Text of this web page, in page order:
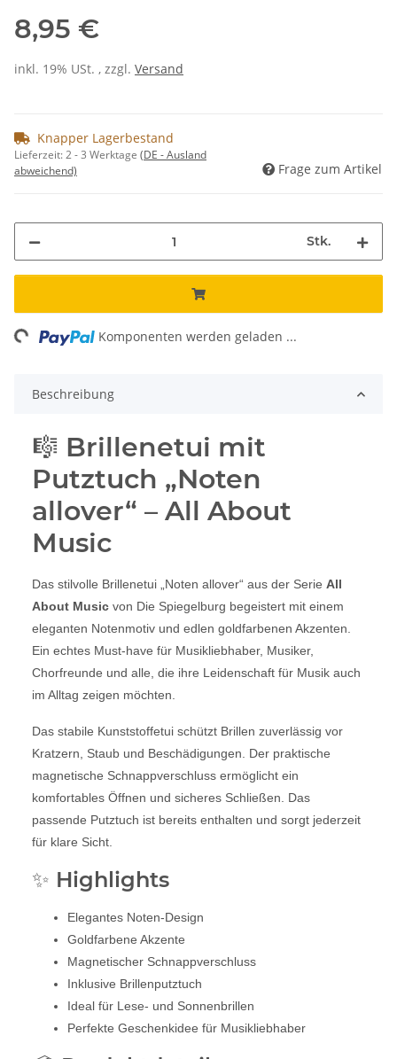
8,95 €
inkl. 19% USt. , zzgl. Versand
Knapper Lagerbestand
Lieferzeit:2 - 3 Werktage (DE - Ausland
abweichend)
Frage zum Artikel
Stk.
Komponenten werden geladen ...
Beschreibung
🎼 Brillenetui mit
Putztuch „Noten
allover“ – All About
Music
Das stilvolle Brillenetui „Noten allover“ aus der Serie All
About Music von Die Spiegelburg begeistert mit einem
eleganten Notenmotiv und edlen goldfarbenen Akzenten.
Ein echtes Must-have für Musikliebhaber, Musiker,
Chorfreunde und alle, die ihre Leidenschaft für Musik auch
im Alltag zeigen möchten.
Das stabile Kunststoffetui schützt Brillen zuverlässig vor
Kratzern, Staub und Beschädigungen. Der praktische
magnetische Schnappverschluss ermöglicht ein
komfortables Öffnen und sicheres Schließen. Das
passende Putztuch ist bereits enthalten und sorgt jederzeit
für klare Sicht.
✨ Highlights
Elegantes Noten-Design
Goldfarbene Akzente
Magnetischer Schnappverschluss
Inklusive Brillenputztuch
Ideal für Lese- und Sonnenbrillen
Perfekte Geschenkidee für Musikliebhaber